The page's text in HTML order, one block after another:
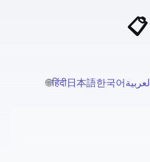
📋 Prompts de IA para Profesionales
🌐हिंदी日本語한국어 العربية